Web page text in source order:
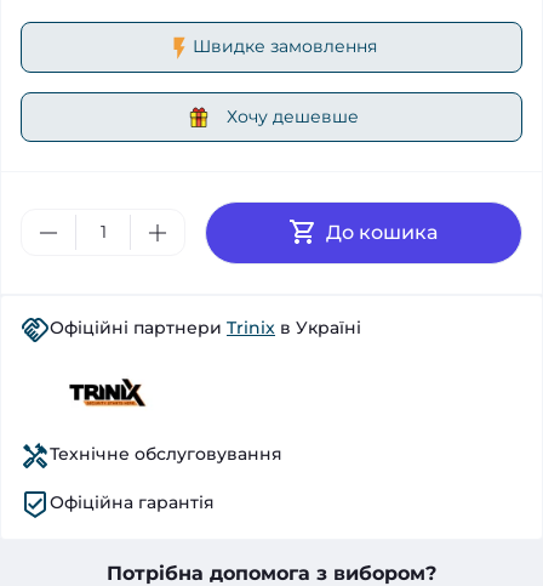
Швидке замовлення
Хочу дешевше
До кошика
Офіційні партнери Trinix в Україні
Технічне обслуговування
Офіційна гарантія
Потрібна допомога з вибором?